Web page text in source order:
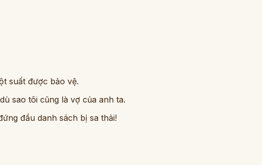
suất được bảo vệ.
sao tôi cũng là vợ của anh ta.
đầu danh sách bị sa thải!